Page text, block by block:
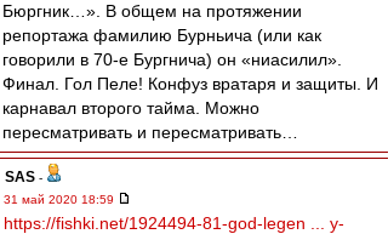
Бюргник…». В общем на протяжении
репортажа фамилию Бурньича (или как
говорили в 70-е Бургнича) он «ниасилил».
Финал. Гол Пеле! Конфуз вратаря и защиты. И
карнавал второго тайма. Можно
пересматривать и пересматривать…
SAS -
31 май 2020 18:59
https://fishki.net/1924494-81-god-legen ... y-